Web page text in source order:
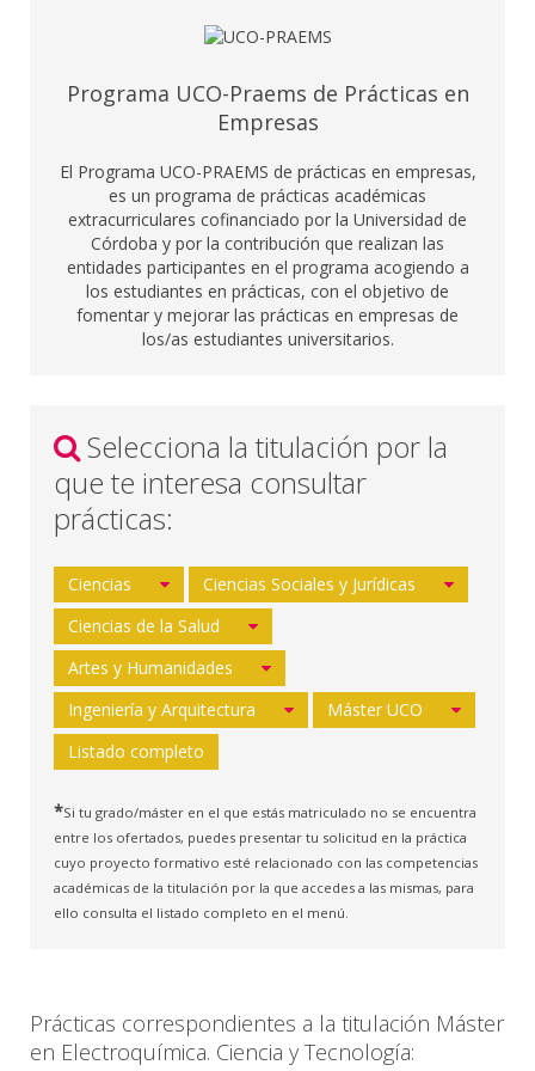
Programa UCO-Praems de Prácticas en
Empresas
El Programa UCO-PRAEMS de prácticas en empresas,
es un programa de prácticas académicas
extracurriculares cofinanciado por la Universidad de
Córdoba y por la contribución que realizan las
entidades participantes en el programa acogiendo a
los estudiantes en prácticas, con el objetivo de
fomentar y mejorar las prácticas en empresas de
los/as estudiantes universitarios.
Selecciona la titulación por la
que te interesa consultar
prácticas:
Ciencias
Ciencias Sociales y Jurídicas
Ciencias de la Salud
Artes y Humanidades
Ingeniería y Arquitectura
Máster UCO
Listado completo
*Si tu grado/máster en el que estás matriculado no se encuentra
entre los ofertados, puedes presentar tu solicitud en la práctica
cuyo proyecto formativo esté relacionado con las competencias
académicas de la titulación por la que accedes a las mismas, para
ello consulta el listado completo en el menú.
Prácticas correspondientes a la titulación Máster
en Electroquímica. Ciencia y Tecnología: